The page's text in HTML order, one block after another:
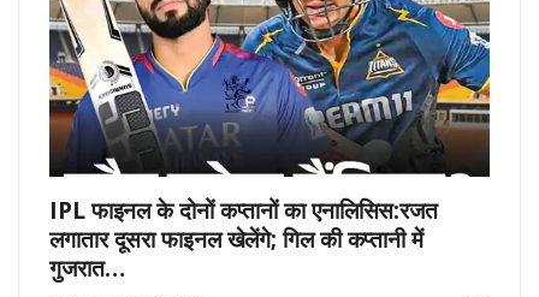
IPL फाइनल के दोनों कप्तानों का एनालिसिस:रजत
लगातार दूसरा फाइनल खेलेंगे; गिल की कप्तानी में
गुजरात…